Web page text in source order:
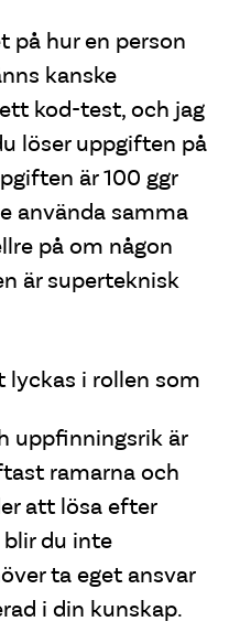
på hur en person
kanske
kod-test, och jag
löser uppgiften på
är 100 ggr
använda samma
på om någon
är superteknisk
lyckas i rollen som
uppfinningsrik är
ramarna och
att lösa efter
blir du inte
ta eget ansvar
i din kunskap.